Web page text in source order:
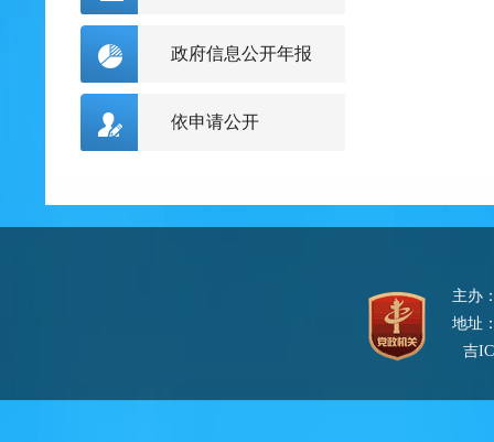
政府信息公开年报
依申请公开